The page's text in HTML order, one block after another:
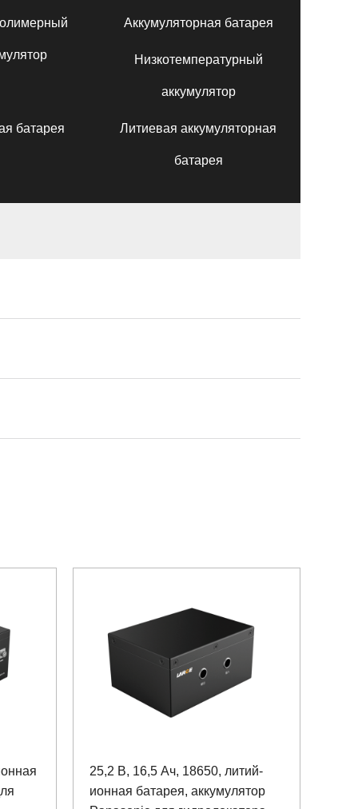
Аккумуляторная батарея
Низкотемпературный
аккумулятор
батарея Литиевая аккумуляторная
батарея
25,2 В, 16,5 Ач, 18650, литий-
ионная батарея, аккумулятор